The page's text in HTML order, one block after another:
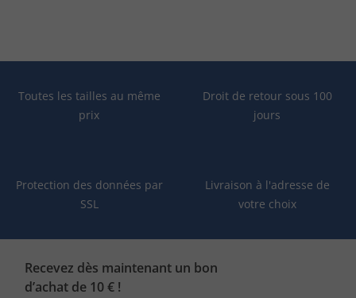
Toutes les tailles au même
prix
Droit de retour sous 100
jours
Protection des données par
SSL
Livraison à l'adresse de
votre choix
Recevez dès maintenant un bon
d’achat de 10 € !